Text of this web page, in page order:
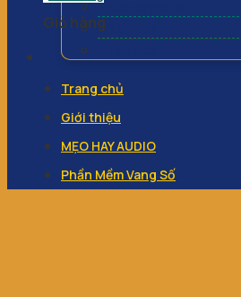
Giỏ hàng
Trang chủ
Giới thiệu
MẸO HAY AUDIO
Phần Mềm Vang Số